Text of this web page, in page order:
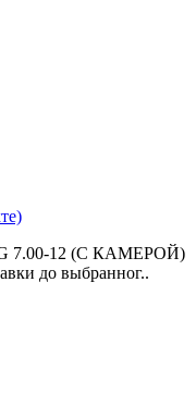
7.00-12 (С КАМЕРОЙ)
до выбранног..